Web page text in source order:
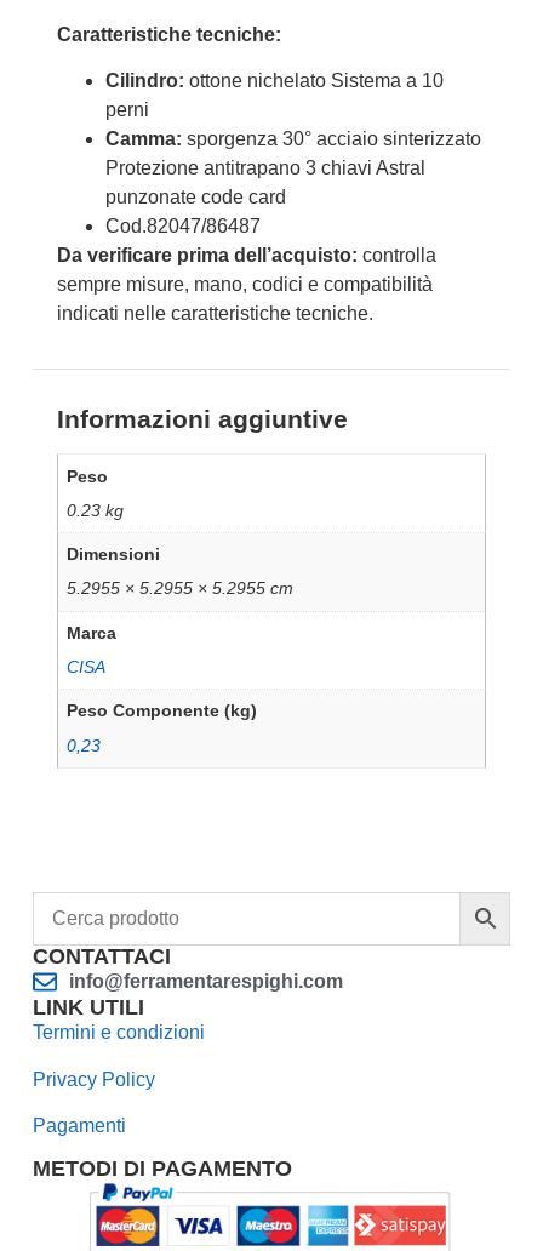
Caratteristiche tecniche:
Cilindro: ottone nichelato Sistema a 10
perni
Camma: sporgenza 30° acciaio sinterizzato
Protezione antitrapano 3 chiavi Astral
punzonate code card
Cod.82047/86487
Da verificare prima dell’acquisto: controlla
sempre misure, mano, codici e compatibilità
indicati nelle caratteristiche tecniche.
Informazioni aggiuntive
Peso
0.23 kg
Dimensioni
5.2955 × 5.2955 × 5.2955 cm
Marca
CISA
Peso Componente (kg)
0,23
CONTATTACI
info@ferramentarespighi.com
LINK UTILI
Termini e condizioni
Privacy Policy
Pagamenti
METODI DI PAGAMENTO